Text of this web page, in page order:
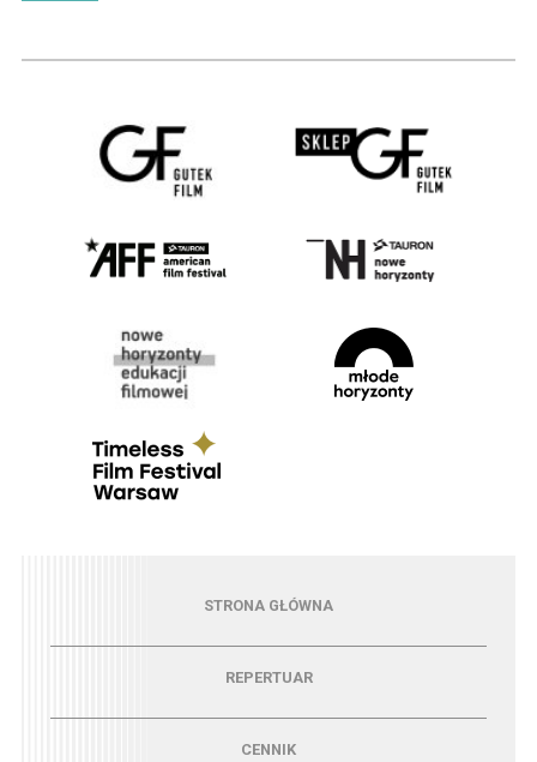
Menu - strona główna
STRONA GŁÓWNA
Menu - repertuarREPERTUAR
CENNIK